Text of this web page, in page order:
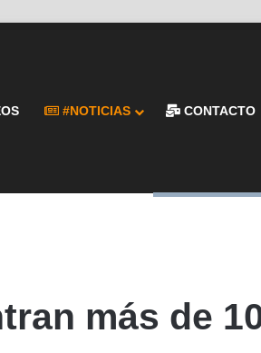
#NOTICIAS CONTACTO
más de